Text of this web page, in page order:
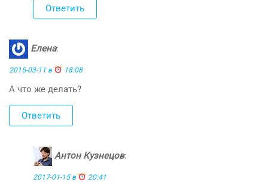
Ответить
Елена:
2015-03-11 в 18:08
А что же делать?
Ответить
Антон Кузнецов:
2017-01-15 в 20:41